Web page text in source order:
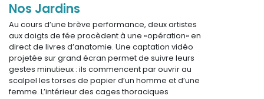
Nos Jardins
Au cours d’une brève performance, deux artistes
aux doigts de fée procèdent à une «opération» en
direct de livres d’anatomie. Une captation vidéo
projetée sur grand écran permet de suivre leurs
gestes minutieux : ils commencent par ouvrir au
scalpel les torses de papier d’un homme et d’une
femme. L’intérieur des cages thoraciques